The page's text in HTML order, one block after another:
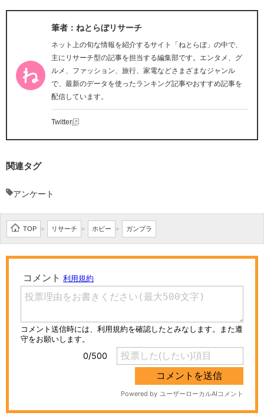
筆者：ねとらぼリサーチ
ネット上の旬な情報を紹介するサイト「ねとらぼ」の中で、
主にリサーチ型の記事を担当する編集部です。エンタメ、グ
ルメ、ファッション、旅行、家電などさまざまなジャンル
で、最新のデータを使ったランキング記事やおすすめ記事を
配信しています。
Twitter
関連タグ
アンケート
TOP > リサーチ > ホビー > ガンプラ